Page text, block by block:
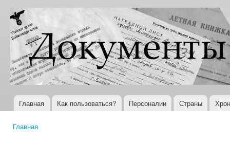
Документы
XX века
Всемирная
история в
Интернете
Главное меню
Главная Как пользоваться? Персоналии Страны
Главная